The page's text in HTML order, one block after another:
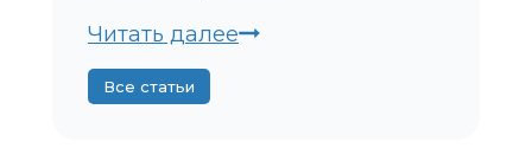
Н
Ы
Читать далееП
Все статьи